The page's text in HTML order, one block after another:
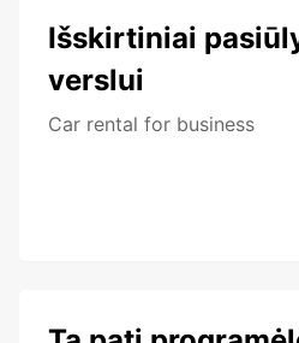
Išskirtiniai
verslui
Car rental for business